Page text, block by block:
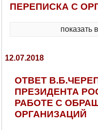
ПЕРЕПИСКА С
показать
12.07.2018
ОТВЕТ
ПРЕЗИДЕНТА
РАБОТЕ С
ОРГАНИЗАЦИЙ